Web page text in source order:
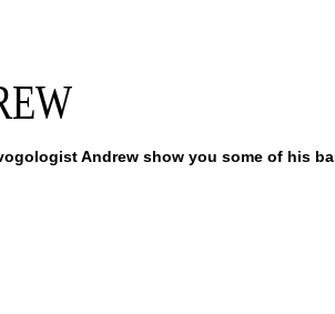
Andrew show you some of his